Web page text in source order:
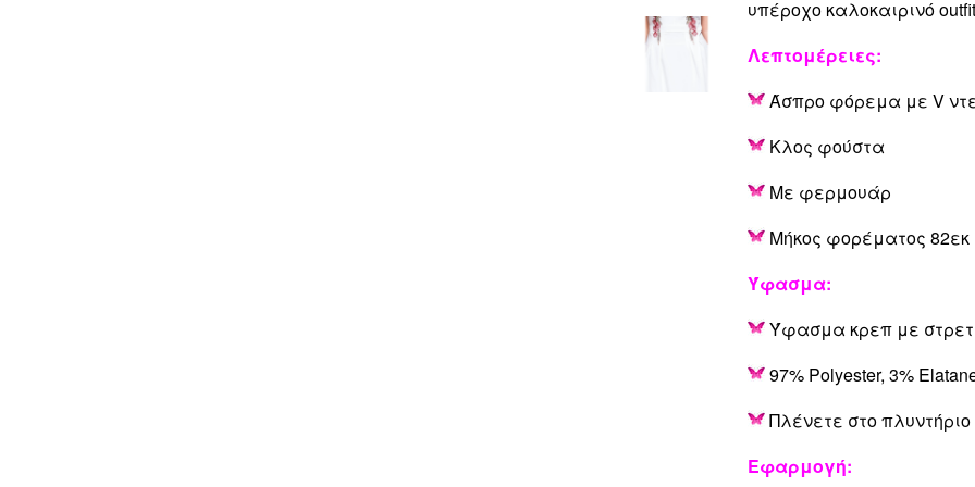
υπέροχο καλοκαιρινό
Λεπτομέρειες:
Άσπρο φόρεμα με V
Κλος φούστα
Με φερμουάρ
Μήκος φορέματος 82εκ
Ύφασμα:
Ύφασμα κρεπ με
97% Polyester, 3%
Πλένετε στο πλυντήριο
Εφαρμογή: